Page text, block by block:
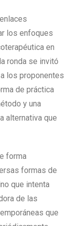
los enfoques
en
ronda se invitó
los proponentes
de práctica
y una
alternativa que
forma
formas de
que intenta
de las
que